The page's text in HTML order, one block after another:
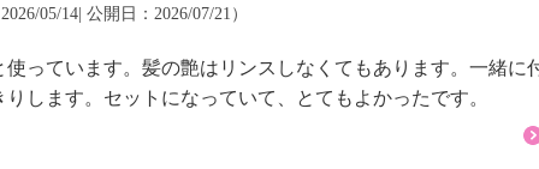
05/14| 公開日：2026/07/21）
っています。髪の艶はリンスしなくてもあります。一緒に
します。セットになっていて、とてもよかったです。